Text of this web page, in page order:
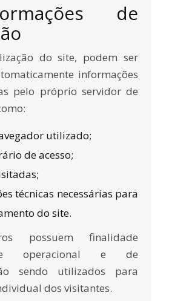
de
do site, podem ser
informações
pelo próprio servidor de
utilizado;
de acesso;
técnicas necessárias para
do site.
possuem finalidade
operacional e de
sendo utilizados para
dos visitantes.